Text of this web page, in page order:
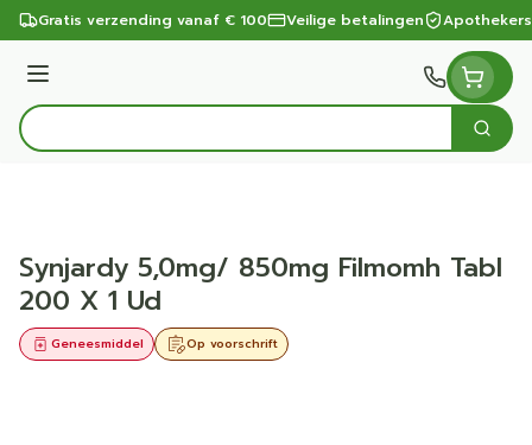
Ga naar de inhoud
Gratis verzending vanaf € 100 Veilige betalingen
Menu
Product, merk, categorie...
Zoek
Synjardy 5,0mg/ 850mg Filmomh Tabl
200 X 1 Ud
Op voorschrift
Geneesmiddel